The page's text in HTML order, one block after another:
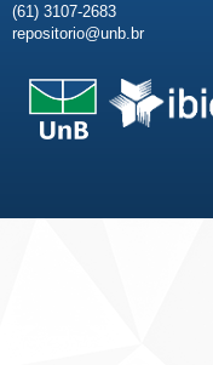
(61) 3107-2683
repositorio@unb.br